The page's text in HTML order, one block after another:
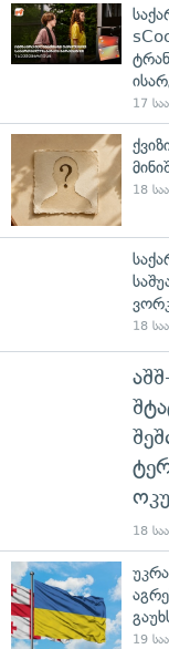
17
18
18
18
19